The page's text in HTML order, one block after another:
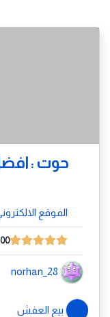
حوت :
الموقع
norhan_28
بيع العفش